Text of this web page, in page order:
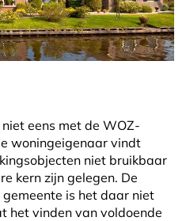
eens met de WOZ-
woningeigenaar vindt
niet bruikbaar
kern zijn gelegen. De
is het daar niet
het vinden van voldoende